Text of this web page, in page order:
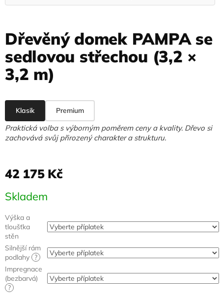
Dřevěný domek PAMPA se
sedlovou střechou (3,2 ×
3,2 m)
Klasik Premium
Praktická volba s výborným poměrem ceny a kvality. Dřevo si
zachovává svůj přirozený charakter a strukturu.
42 175 Kč
Měrná
Skladem
Výška a
tloušťka
stěn
Silnější rám
podlahy
?
Impregnace
(bezbarvá)
?